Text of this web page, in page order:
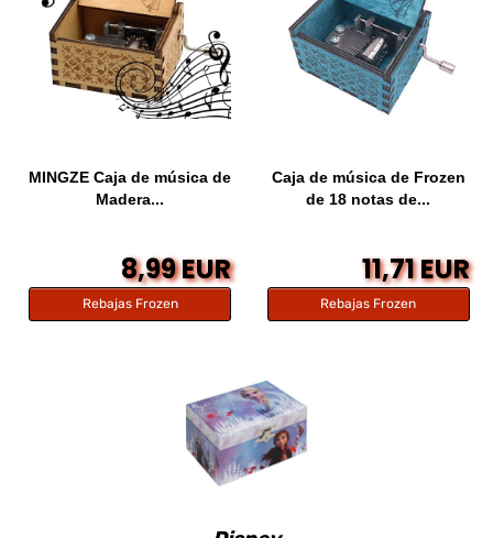
MINGZE Caja de música de
Madera...
8,99 EUR
Rebajas Frozen
Caja de música de Frozen
de 18 notas de...
11,71 EUR
Rebajas Frozen